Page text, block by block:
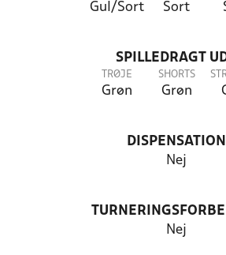
Gul/Sort Sort
SPILLEDRAGT
TRØJE
Grøn
SHORTS
Grøn
DISPENSATION
Nej
Nej